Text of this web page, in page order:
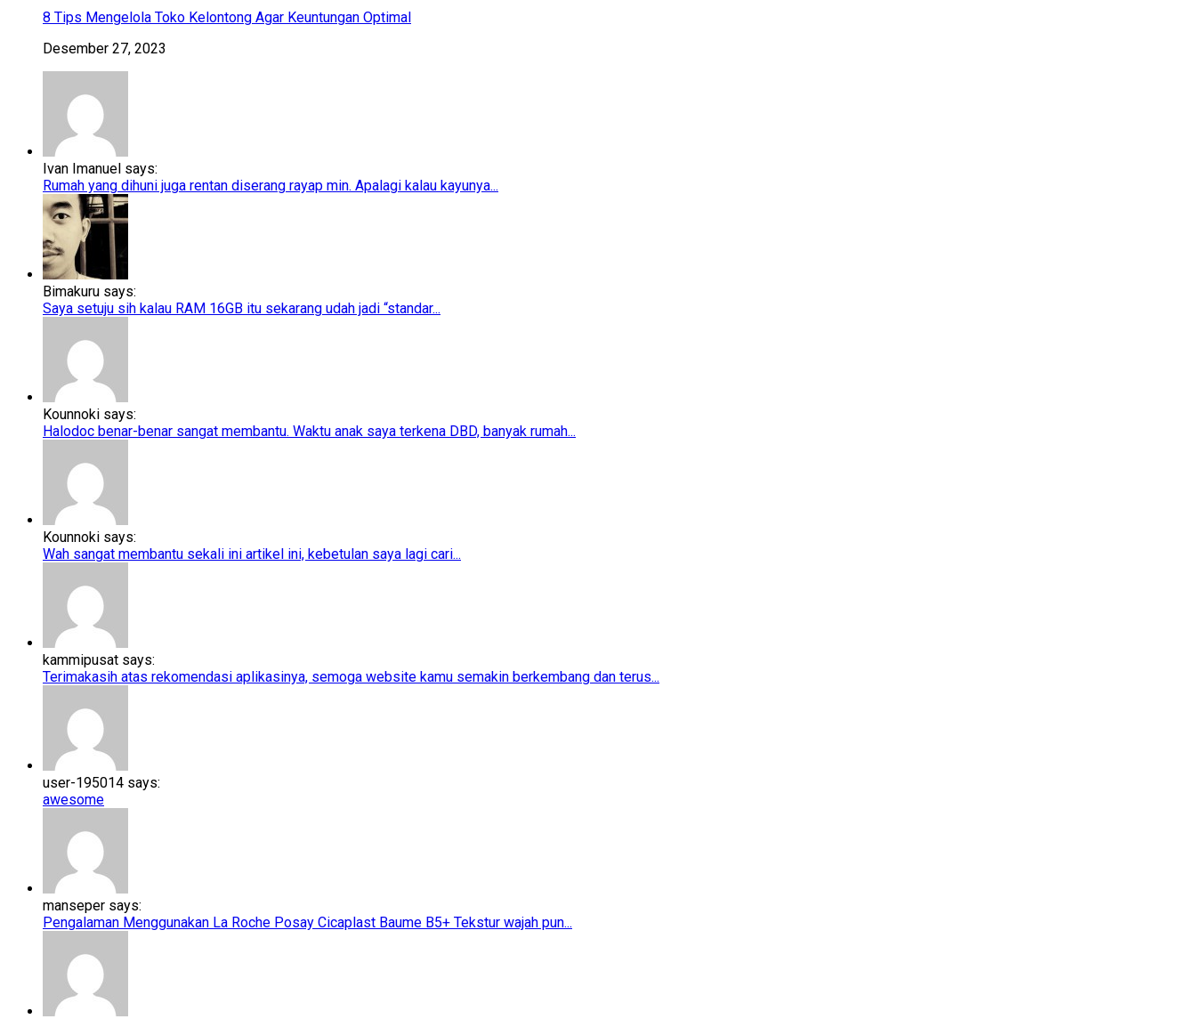
8 Tips Mengelola Toko Kelontong Agar Keuntungan Optimal
Desember 27, 2023
Ivan Imanuel says:
Rumah yang dihuni juga rentan diserang rayap min. Apalagi kalau kayunya...
Bimakuru says:
Saya setuju sih kalau RAM 16GB itu sekarang udah jadi “standar...
Kounnoki says:
Halodoc benar-benar sangat membantu. Waktu anak saya terkena DBD, banyak rumah...
Kounnoki says:
Wah sangat membantu sekali ini artikel ini, kebetulan saya lagi cari...
kammipusat says:
Terimakasih atas rekomendasi aplikasinya, semoga website kamu semakin berkembang dan terus...
user-195014 says:
awesome
manseper says:
Pengalaman Menggunakan La Roche Posay Cicaplast Baume B5+​​ Tekstur wajah pun...